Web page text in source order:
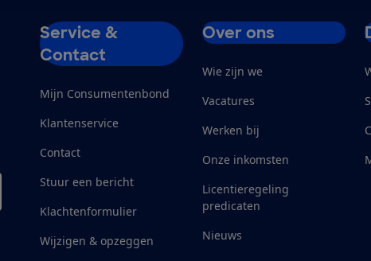
Service &
Contact
Mijn Consumentenbond
Klantenservice
Contact
Stuur een bericht
Klachtenformulier
Wijzigen & opzeggen
Over ons
Wie zijn we
Vacatures
Werken bij
Onze inkomsten
Licentieregeling
predicaten
Nieuws